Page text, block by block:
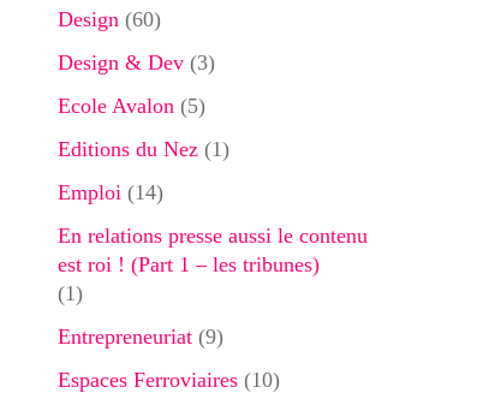
Design(60)
Design & Dev(3)
Ecole Avalon(5)
Editions du Nez(1)
Emploi(14)
En relations presse aussi le contenu
est roi ! (Part 1 – les tribunes)
(1)
Entrepreneuriat(9)
Espaces Ferroviaires(10)